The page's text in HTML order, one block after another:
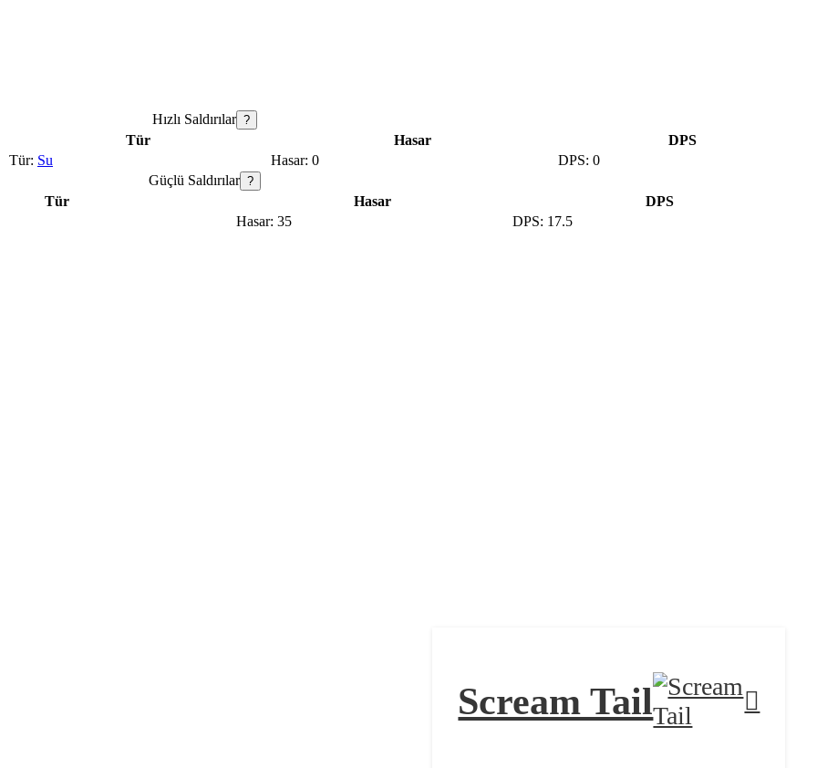
Hızlı Saldırılar ?
Tür Hasar
DPS
Su
0
0
Güçlü Saldırılar ?
Tür Hasar
DPS
35
17.5
Scream Tail